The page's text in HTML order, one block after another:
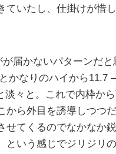
ていたし、仕掛けが惜
届かないパターンだと
かなりのハイから11.7
淡々と。これで内枠か
から外目を誘導しつつ
せてくるのでなかなか
という感じでジリジリ